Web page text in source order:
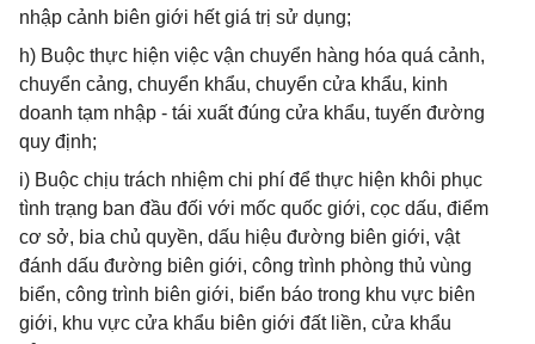
nhập cảnh biên giới hết giá trị sử dụng;
h) Buộc thực hiện việc vận chuyển hàng hóa quá cảnh,
chuyển cảng, chuyển khẩu, chuyển cửa khẩu, kinh
doanh tạm nhập - tái xuất đúng cửa khẩu, tuyến đường
quy định;
i) Buộc chịu trách nhiệm chi phí để thực hiện khôi phục
tình trạng ban đầu đối với mốc quốc giới, cọc dấu, điểm
cơ sở, bia chủ quyền, dấu hiệu đường biên giới, vật
đánh dấu đường biên giới, công trình phòng thủ vùng
biển, công trình biên giới, biển báo trong khu vực biên
giới, khu vực cửa khẩu biên giới đất liền, cửa khẩu